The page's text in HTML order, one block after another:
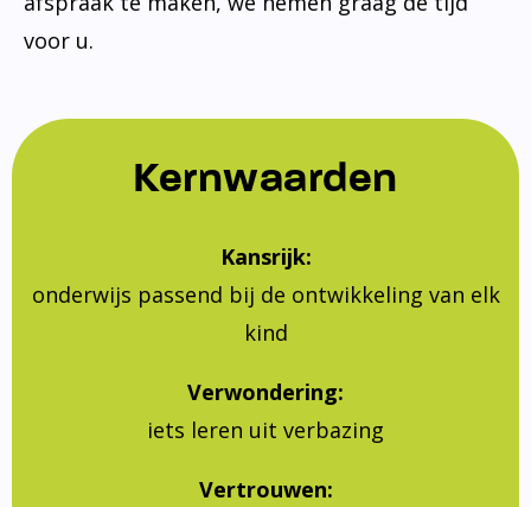
voor u.
Kernwaarden
Kansrijk:
onderwijs passend bij de ontwikkeling van elk
kind
Verwondering:
iets leren uit verbazing
Vertrouwen: